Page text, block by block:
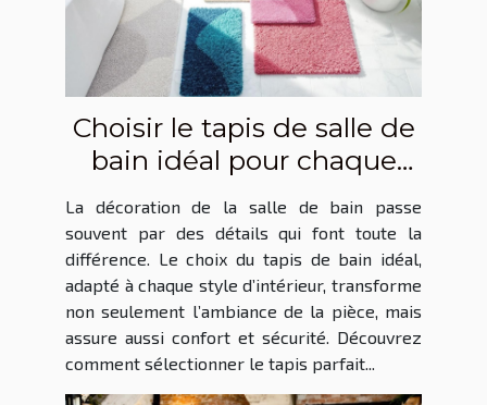
Choisir le tapis de salle de
bain idéal pour chaque
La décoration de la salle de bain passe
souvent par des détails qui font toute la
différence. Le choix du tapis de bain idéal,
adapté à chaque style d’intérieur, transforme
non seulement l’ambiance de la pièce, mais
assure aussi confort et sécurité. Découvrez
comment sélectionner le tapis parfait...